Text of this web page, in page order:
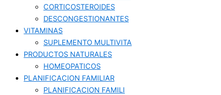
CORTICOSTEROIDES
DESCONGESTIONANTES
VITAMINAS
SUPLEMENTO MULTIVITA
PRODUCTOS NATURALES
HOMEOPATICOS
PLANIFICACION FAMILIAR
PLANIFICACION FAMILI